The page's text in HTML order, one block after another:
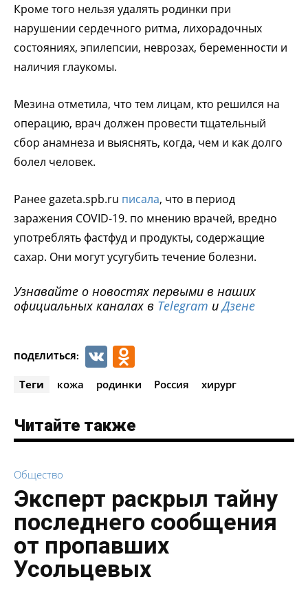
Кроме того нельзя удалять родинки при
нарушении сердечного ритма, лихорадочных
состояниях, эпилепсии, неврозах, беременности и
наличия глаукомы.
Мезина отметила, что тем лицам, кто решился на
операцию, врач должен провести тщательный
сбор анамнеза и выяснять, когда, чем и как долго
болел человек.
Ранее gazeta.spb.ru писала, что в период
заражения COVID-19. по мнению врачей, вредно
употреблять фастфуд и продукты, содержащие
сахар. Они могут усугубить течение болезни.
Узнавайте о новостях первыми в наших
официальных каналах в Telegram иДзене
ПОДЕЛИТЬСЯ: VK
Теги кожа родинки Россия хирург
Читайте также
Общество
Эксперт раскрыл тайну
последнего сообщения
от пропавших
Усольцевых